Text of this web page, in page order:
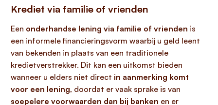
Krediet via familie of vrienden
Een onderhandse lening via familie of vrienden is
een informele financieringsvorm waarbij u geld leent
van bekenden in plaats van een traditionele
kredietverstrekker. Dit kan een uitkomst bieden
wanneer u elders niet direct in aanmerking komt
voor een lening, doordat er vaak sprake is van
soepelere voorwaarden dan bij banken en er